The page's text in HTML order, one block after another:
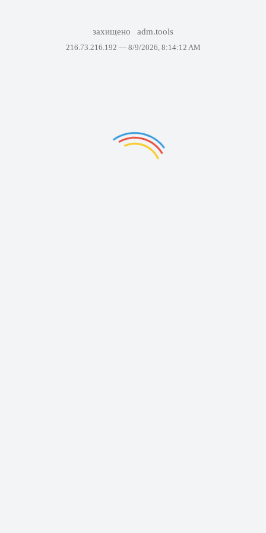
захищено adm.tools
216.73.216.192 — 8/9/2026, 8:14:12 AM